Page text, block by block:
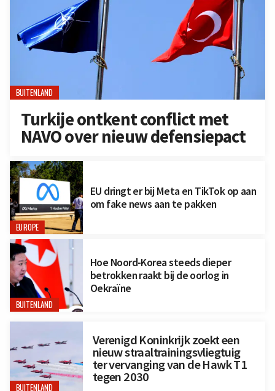
BUITENLAND
Turkije ontkent conflict met
NAVO over nieuw defensiepact
EUROPE
EU dringt er bij Meta en TikTok op aan
om fake news aan te pakken
BUITENLAND
Hoe Noord-Korea steeds dieper
betrokken raakt bij de oorlog in
Oekraïne
BUITENLAND
Verenigd Koninkrijk zoekt een
nieuw straaltrainingsvliegtuig
ter vervanging van de Hawk T1
tegen 2030